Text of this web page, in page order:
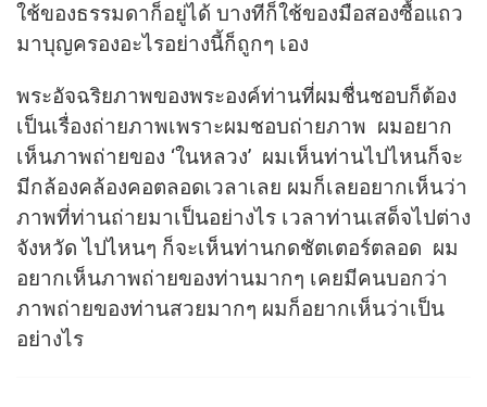
ใช้ของธรรมดาก็อยู่ได้ บางทีก็ใช้ของมือสองซื้อแถว
มาบุญครองอะไรอย่างนี้ก็ถูกๆ เอง
พระอัจฉริยภาพของพระองค์ท่านที่ผมชื่นชอบก็ต้อง
เป็นเรื่องถ่ายภาพเพราะผมชอบถ่ายภาพ ผมอยาก
เห็นภาพถ่ายของ ‘ในหลวง’ ผมเห็นท่านไปไหนก็จะ
มีกล้องคล้องคอตลอดเวลาเลย ผมก็เลยอยากเห็นว่า
ภาพที่ท่านถ่ายมาเป็นอย่างไร เวลาท่านเสด็จไปต่าง
จังหวัด ไปไหนๆ ก็จะเห็นท่านกดชัตเตอร์ตลอด ผม
อยากเห็นภาพถ่ายของท่านมากๆ เคยมีคนบอกว่า
ภาพถ่ายของท่านสวยมากๆ ผมก็อยากเห็นว่าเป็น
อย่างไร